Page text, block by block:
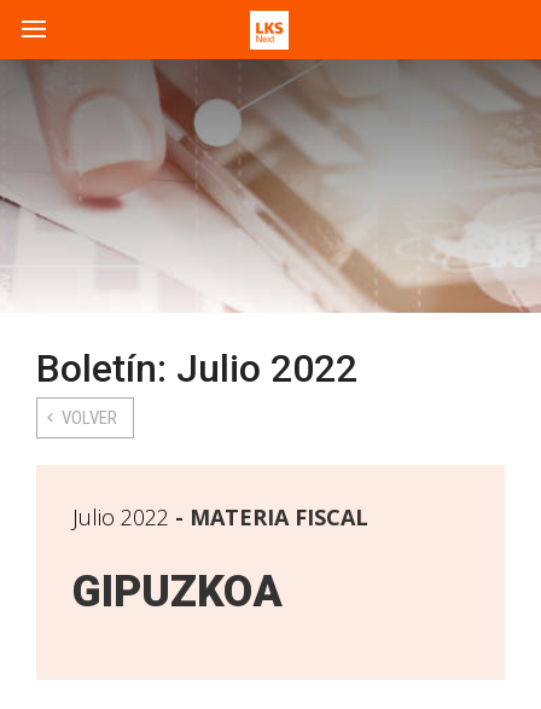
Boletín: Julio 2022
VOLVER
Julio 2022 MATERIA FISCAL
GIPUZKOA